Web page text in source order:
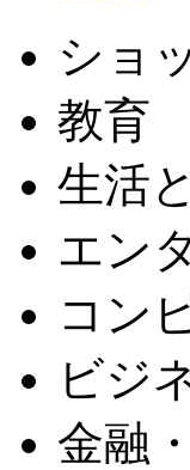
ショ
教育
生活
エン
コン
ビジ
金融